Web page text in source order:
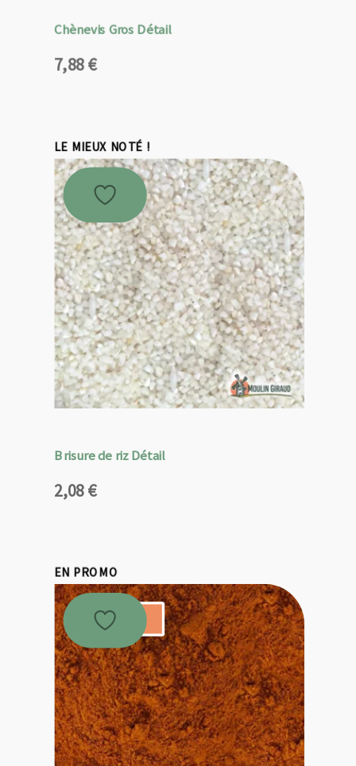
Chènevis Gros Détail
7,88€
LE MIEUX NOTÉ !
Brisure de riz Détail
2,08€
EN PROMO
Promo !